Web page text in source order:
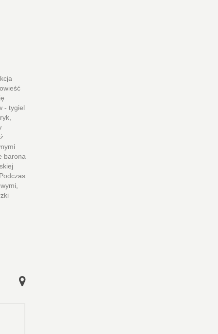
- tygiel
barona